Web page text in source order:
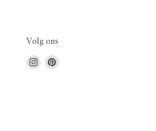
Volg ons
Vind
ons
Vind